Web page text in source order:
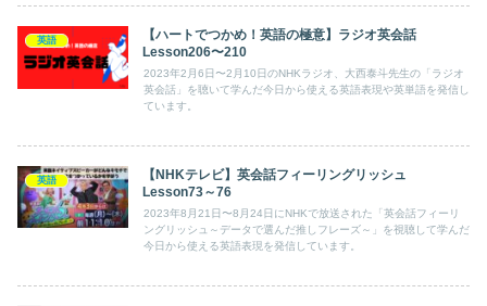
英語
【ハートでつかめ！英語の極意】ラジオ英会話
Lesson206〜210
2023年2月6日〜2月10日のNHKラジオ、大西泰斗先生の「ラジオ
英会話」を聴いて学んだ今日から使える英語表現や英単語を発信し
ています。
英語
【NHKテレビ】英会話フィーリングリッシュ
Lesson73～76
2023年8月21日〜8月24日にNHKで放送された「英会話フィーリ
ングリッシュ～データで選んだ推しフレーズ～」を視聴して学んだ
今日から使える英語表現を発信しています。